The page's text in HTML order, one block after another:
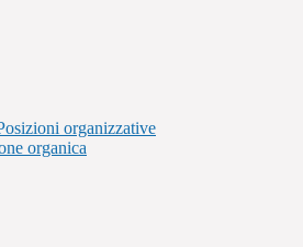
organizzative
organica